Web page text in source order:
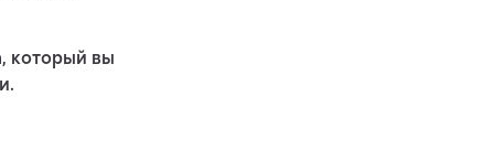
который вы